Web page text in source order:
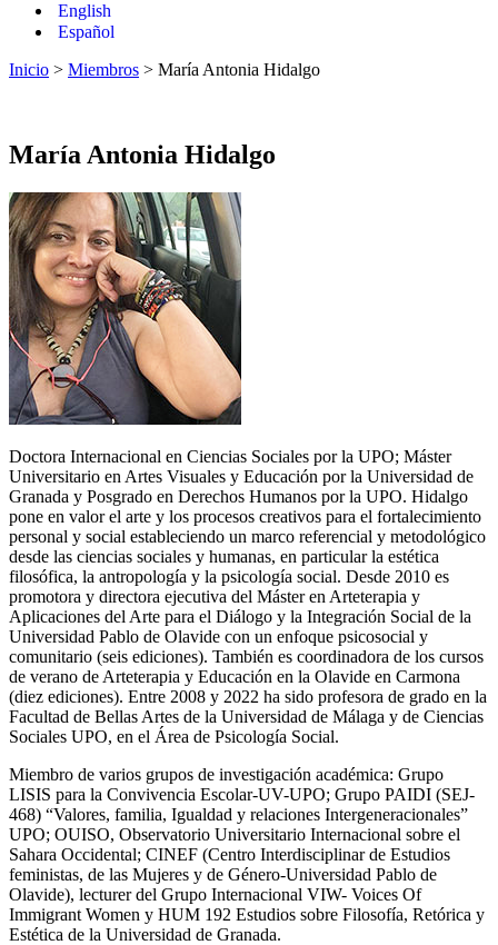
English
Español
Inicio > Miembros > María Antonia Hidalgo
María Antonia Hidalgo
Doctora Internacional en Ciencias Sociales por la UPO; Máster
Universitario en Artes Visuales y Educación por la Universidad de
Granada y Posgrado en Derechos Humanos por la UPO. Hidalgo
pone en valor el arte y los procesos creativos para el fortalecimiento
personal y social estableciendo un marco referencial y metodológico
desde las ciencias sociales y humanas, en particular la estética
filosófica, la antropología y la psicología social. Desde 2010 es
promotora y directora ejecutiva del Máster en Arteterapia y
Aplicaciones del Arte para el Diálogo y la Integración Social de la
Universidad Pablo de Olavide con un enfoque psicosocial y
comunitario (seis ediciones). También es coordinadora de los cursos
de verano de Arteterapia y Educación en la Olavide en Carmona
(diez ediciones). Entre 2008 y 2022 ha sido profesora de grado en la
Facultad de Bellas Artes de la Universidad de Málaga y de Ciencias
Sociales UPO, en el Área de Psicología Social.
Miembro de varios grupos de investigación académica: Grupo
LISIS para la Convivencia Escolar-UV-UPO; Grupo PAIDI (SEJ-
468) “Valores, familia, Igualdad y relaciones Intergeneracionales”
UPO; OUISO, Observatorio Universitario Internacional sobre el
Sahara Occidental; CINEF (Centro Interdisciplinar de Estudios
feministas, de las Mujeres y de Género-Universidad Pablo de
Olavide), lecturer del Grupo Internacional VIW- Voices Of
Immigrant Women y HUM 192 Estudios sobre Filosofía, Retórica y
Estética de la Universidad de Granada.